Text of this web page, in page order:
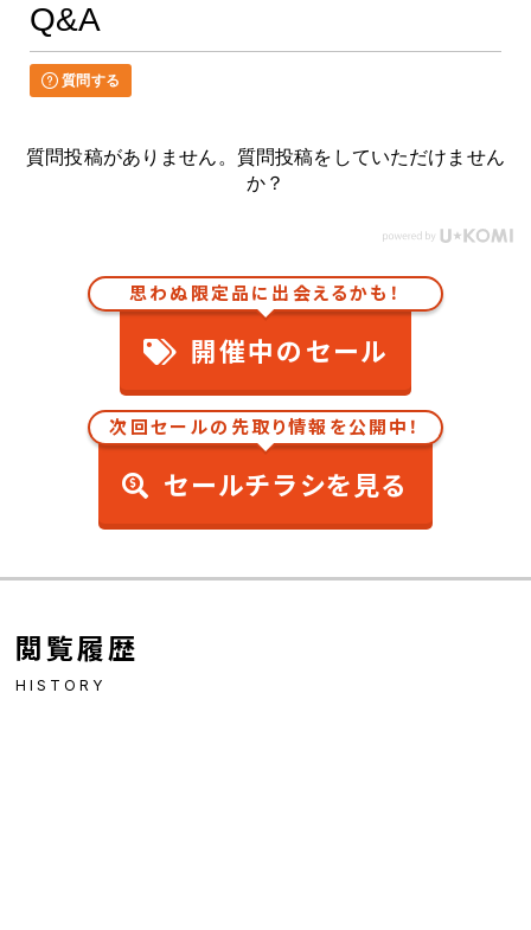
Q&A
質問する
質問投稿がありません。質問投稿をしていただけません
か？
思わぬ限定品に出会えるかも！
開催中のセール
次回セールの先取り情報を公開中！
セールチラシを見る
閲覧履歴
HISTORY